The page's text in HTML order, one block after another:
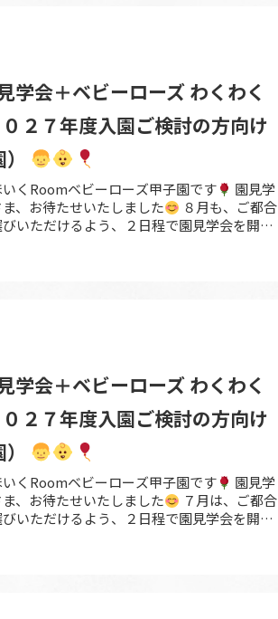
学会＋ベビーローズ わくわく
２７年度入園ご検討の方向け
くRoomベビーローズ甲子園です
園見学
、お待たせいたしました
８月も、ご都合
いただけるよう、２日程で園見学会を開催
んな園かな？」「保育士の雰囲気を知りた
ている」そんな皆さまに、園の様子を実際
学会＋ベビーローズ わくわく
２７年度入園ご検討の方向け
くRoomベビーローズ甲子園です
園見学
、お待たせいたしました
７月は、ご都合
いただけるよう、２日程で園見学会を開催
んな園かな？」「保育士の雰囲気を知りた
ている」そんな皆さまに、園の様子を実際